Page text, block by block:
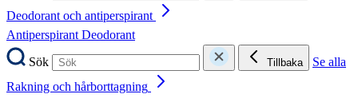
Deodorant och antiperspirant
AntiperspirantDeodorant
Sök
Tillbaka
Se alla
Rakning och hårborttagning